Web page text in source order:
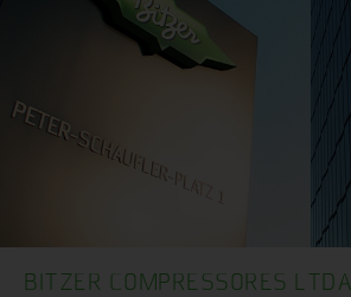
BITZER COMPRESSORES LTDA